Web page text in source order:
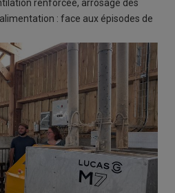
renforcée, arrosage des
: face aux épisodes de